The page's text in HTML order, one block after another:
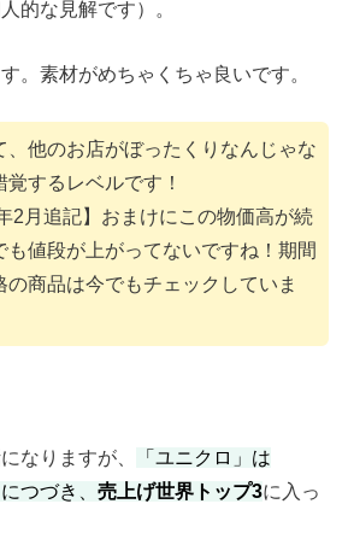
的な見解です）。
。素材がめちゃくちゃ良いです。
、他のお店がぼったくりなんじゃな
覚するレベルです！
2月追記】おまけにこの物価高が続
も値段が上がってないですね！期間
の商品は今でもチェックしていま
なりますが、
「ユニクロ」は
つづき、 売上げ世界トップ3に入っ